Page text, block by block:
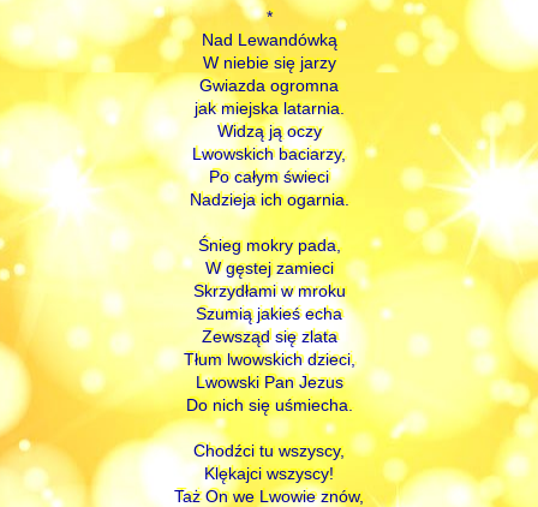
*
Nad Lewandówką
W niebie się jarzy
Gwiazda ogromna
jak miejska latarnia.
Widzą ją oczy
Lwowskich baciarzy,
Po całym świeci
Nadzieja ich ogarnia.
Śnieg mokry pada,
W gęstej zamieci
Skrzydłami w mroku
Szumią jakieś echa
Zewsząd się zlata
Tłum lwowskich dzieci,
Lwowski Pan Jezus
Do nich się uśmiecha.
Chodźci tu wszyscy,
Klękajci wszyscy!
Taż On we Lwowie znów,